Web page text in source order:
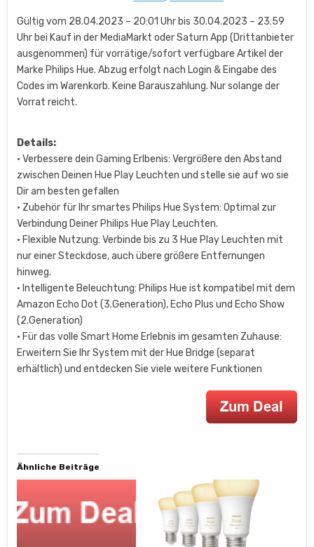
Gültig vom 28.04.2023 – 20:01 Uhr bis 30.04.2023 – 23:59
Uhr bei Kauf in der MediaMarkt oder Saturn App (Drittanbieter
ausgenommen) für vorrätige/sofort verfügbare Artikel der
Marke Philips Hue. Abzug erfolgt nach Login & Eingabe des
Codes im Warenkorb. Keine Barauszahlung. Nur solange der
Vorrat reicht.
Details:
• Verbessere dein Gaming Erlbenis: Vergrößere den Abstand
zwischen Deinen Hue Play Leuchten und stelle sie auf wo sie
Dir am besten gefallen
• Zubehör für Ihr smartes Philips Hue System: Optimal zur
Verbindung Deiner Philips Hue Play Leuchten.
• Flexible Nutzung: Verbinde bis zu 3 Hue Play Leuchten mit
nur einer Steckdose, auch übere größere Entfernungen
hinweg.
• Intelligente Beleuchtung: Philips Hue ist kompatibel mit dem
Amazon Echo Dot (3.Generation), Echo Plus und Echo Show
(2.Generation)
• Für das volle Smart Home Erlebnis im gesamten Zuhause:
Erweitern Sie Ihr System mit der Hue Bridge (separat
erhältlich) und entdecken Sie viele weitere Funktionen
Ähnliche Beiträge